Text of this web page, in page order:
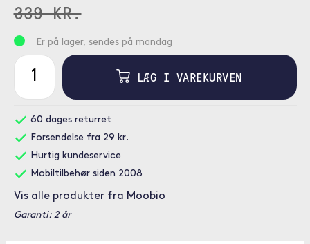
339 KR.
Er på lager, sendes på mandag
LÆG I VAREKURVEN
60 dages returret
Forsendelse fra 29 kr.
Hurtig kundeservice
Mobiltilbehør siden 2008
Vis alle produkter fra Moobio
Garanti: 2 år